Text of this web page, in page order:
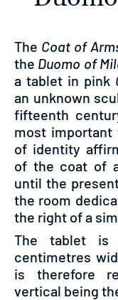
The Coat of
the Duomo of
a tablet in pink
an unknown
fifteenth
most
of identity
of the coat of
until the
the room
the right of a
The tablet is
centimetres
is therefore
vertical being